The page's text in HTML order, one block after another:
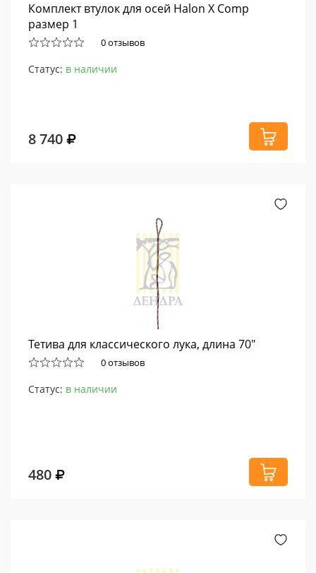
Комплект втулок для осей Halon X Comp
размер 1
0 отзывов
Статус: в наличии
8 740
Тетива для классического лука, длина 70"
0 отзывов
Статус: в наличии
480